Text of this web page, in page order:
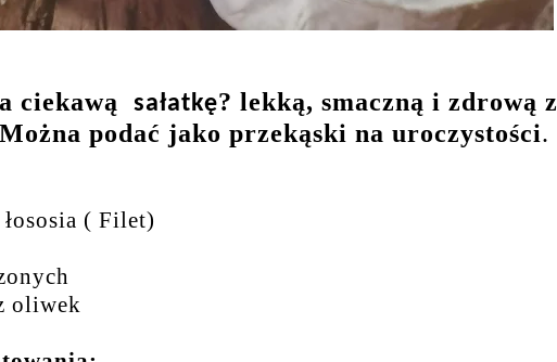
ciekawą sałatkę? lekką, smaczną i zdrową z
Można podać jako przekąski na uroczystości.
( Filet)
oliwek